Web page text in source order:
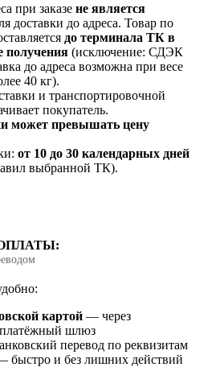
при заказе не является
доставки до адреса. Товар по
до терминала ТК в
получения (исключение: СДЭК
до адреса возможна при весе
40 кг).
и транспортировочной
покупатель.
может превышать цену
от 10 до 30 календарных дней
выбранной ТК).
картой — через
шлюз
перевод по реквизитам
быстро и без лишних действий